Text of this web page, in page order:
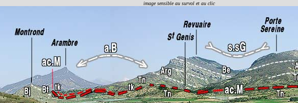
image sensible au survol et au clic